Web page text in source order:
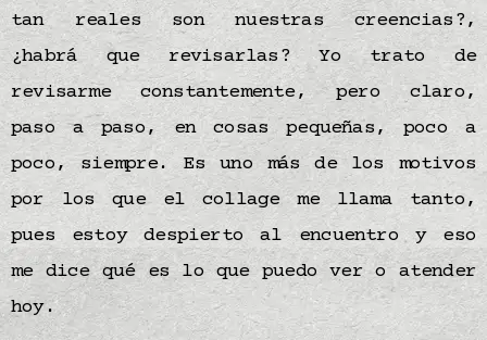
tan reales son nuestras creencias?,
¿habrá que revisarlas? Yo trato de
revisarme constantemente, pero claro,
paso a paso, en cosas pequeñas, poco a
poco, siempre. Es uno más de los motivos
por los que el collage me llama tanto,
pues estoy despierto al encuentro y eso
me dice qué es lo que puedo ver o atender
hoy.